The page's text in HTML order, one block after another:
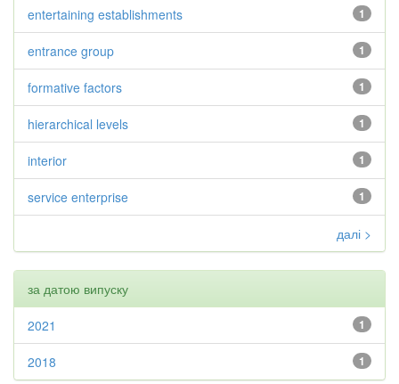
1
entertaining establishments
1
entrance group
1
formative factors
1
hierarchical levels
1
interior
1
service enterprise
далі >
за датою випуску
1
2021
1
2018